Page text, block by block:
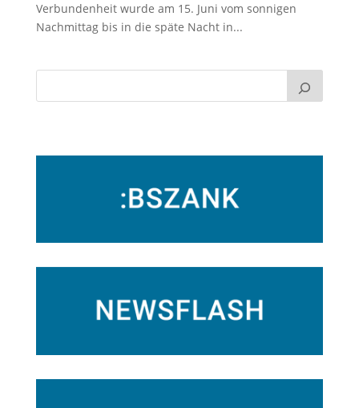
Verbundenheit wurde am 15. Juni vom sonnigen
Nachmittag bis in die späte Nacht in...